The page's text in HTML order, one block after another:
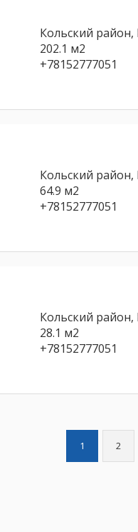
Кольский район,
202.1 м2
+78152777051
Кольский
64.9 м2
+78152777051
Кольский
28.1 м2
+78152777051
1 2